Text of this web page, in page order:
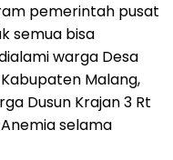
pemerintah pusat
semua bisa
warga Desa
Malang,
Dusun Krajan 3 Rt
selama